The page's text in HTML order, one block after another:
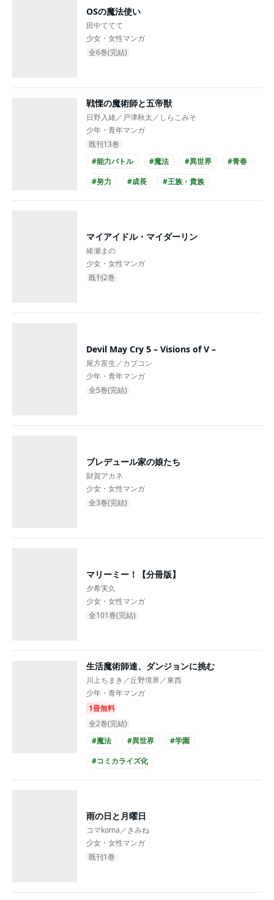
OSの魔法使い
田中ててて
少女・女性マンガ
全6巻(完結)
戦慄の魔術師と五帝獣
日野入緒／戸津秋太／しらこみそ
少年・青年マンガ
既刊13巻
#能力バトル
#魔法 #異世界
#青春
#努力
#成長
#王族・貴族
#コミカライズ化
マイアイドル・マイダーリン
綾瀬まの
少女・女性マンガ
既刊2巻
Devil May Cry 5 – Visions of V –
尾方富生／カプコン
少年・青年マンガ
全5巻(完結)
ブレデュール家の娘たち
財賀アカネ
少女・女性マンガ
全3巻(完結)
マリーミー！【分冊版】
夕希実久
少女・女性マンガ
全101巻(完結)
生活魔術師達、ダンジョンに挑む
川上ちまき／丘野境界／東西
少年・青年マンガ
1冊無料
全2巻(完結)
#魔法
#異世界
#学園
#コミカライズ化
雨の日と月曜日
コマkoma／きみね
少女・女性マンガ
既刊1巻